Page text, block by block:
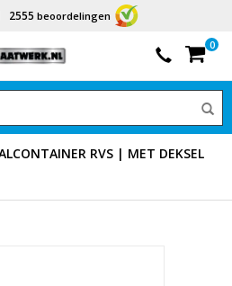
2555 beoordelingen
0
RVS | MET DEKSEL